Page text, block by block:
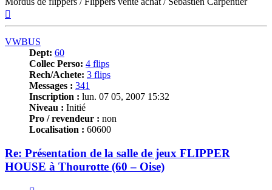
VWBUS
Dept: 60
Collec Perso: 4 flips
Rech/Achete: 3 flips
Messages : 341
Inscription : lun. 07 05, 2007 15:32
Niveau : Initié
Pro / revendeur : non
Localisation : 60600
Re: Présentation de la salle de jeux FLIPPER
HOUSE à Thourotte (60 – Oise)